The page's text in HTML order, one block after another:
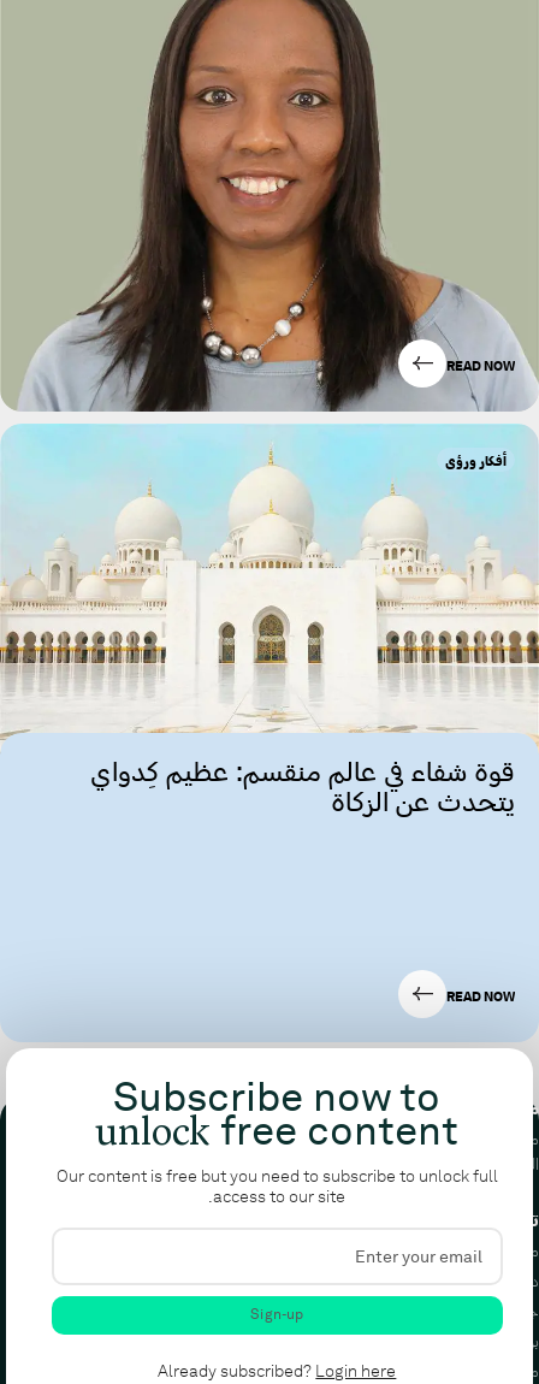
READ NOW
أفكار ورؤى
قوة شفاء في عالم منقسم: عظيم كِدواي
يتحدث عن الزكاة
READ NOW
Subscribe now to
unlock free content
Our content is free but you need to subscribe to unlock full
access to our site.
Sign-up
Already subscribed? Login here
من نحن
منصة سيركل هي شبكة من الأقران تهدف إلى دعم الممولين من جميع أنحاء الشرق
الأوسط من أجل تعظيم أثر عطائهم.
تصفح الموقع
موارد
دليل سيركل
جدول الفعاليات
بودكاست
من نحن
سياسة الخصوصية
سياسة استخدام ملفات تعريف الارتباط
(الكوكيز)